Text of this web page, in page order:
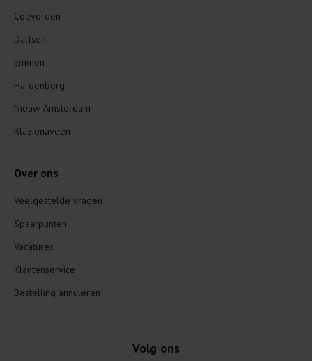
Coevorden
Dalfsen
Emmen
Hardenberg
Nieuw-Amsterdam
Klazienaveen
Over ons
Veelgestelde vragen
Spaarpunten
Vacatures
Klantenservice
Bestelling annuleren
Volg ons